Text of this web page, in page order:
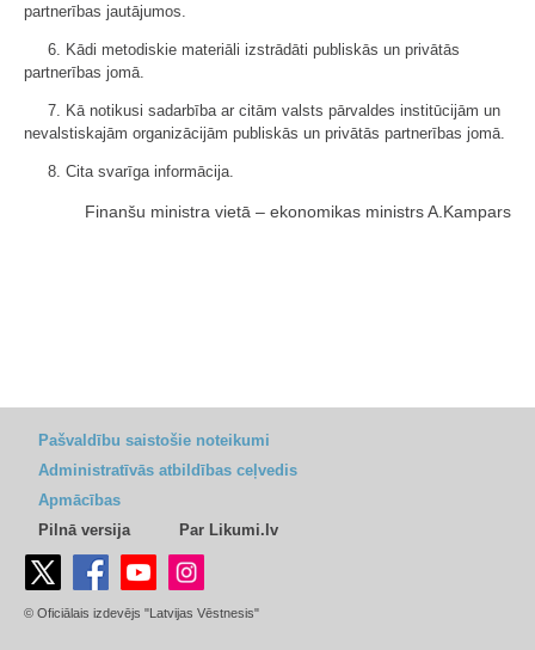
partnerības jautājumos.
6. Kādi metodiskie materiāli izstrādāti publiskās un privātās
partnerības jomā.
7. Kā notikusi sadarbība ar citām valsts pārvaldes institūcijām un
nevalstiskajām organizācijām publiskās un privātās partnerības jomā.
8. Cita svarīga informācija.
Finanšu ministra vietā – ekonomikas ministrs A.Kampars
Pašvaldību saistošie noteikumi
Administratīvās atbildības ceļvedis
Apmācības
Pilnā versija
Par Likumi.lv
© Oficiālais izdevējs "Latvijas Vēstnesis"